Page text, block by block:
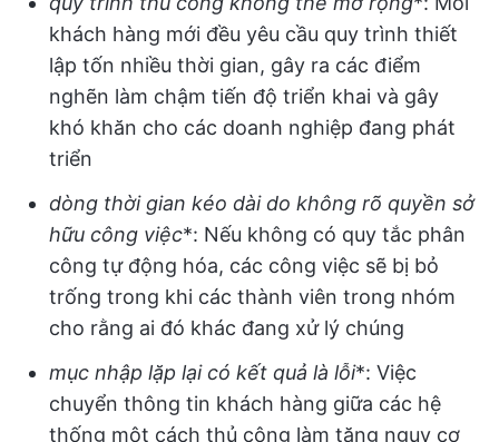
khách hàng mới đều yêu cầu quy trình thiết
lập tốn nhiều thời gian, gây ra các điểm
nghẽn làm chậm tiến độ triển khai và gây
khó khăn cho các doanh nghiệp đang phát
triển
dòng thời gian kéo dài do không rõ quyền sở
hữu công việc*: Nếu không có quy tắc phân
công tự động hóa, các công việc sẽ bị bỏ
trống trong khi các thành viên trong nhóm
cho rằng ai đó khác đang xử lý chúng
mục nhập lặp lại có kết quả là lỗi*: Việc
chuyển thông tin khách hàng giữa các hệ
thống một cách thủ công làm tăng nguy cơ